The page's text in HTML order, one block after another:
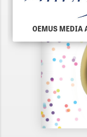
OEMUS MEDIA